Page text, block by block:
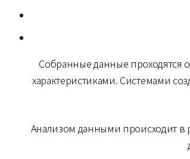
Собранные данные проходятся
характеристиками. Системами
Анализом данными происходит в